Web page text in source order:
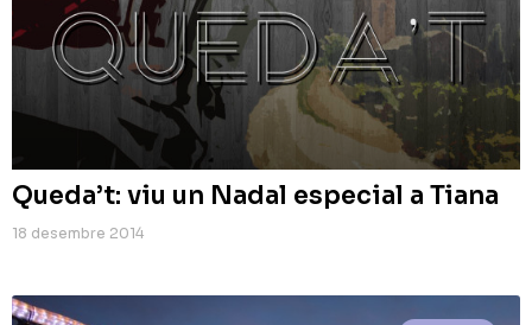
Queda’t: viu un Nadal especial a Tiana
18 desembre 2014